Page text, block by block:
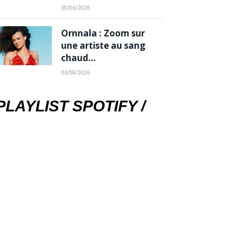
30/06/2026
Ornnala : Zoom sur
une artiste au sang
chaud…
03/08/2026
SPOTIFY /